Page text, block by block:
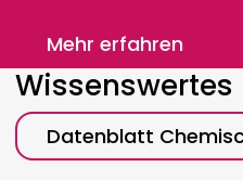
Mehr erfahren
Wissenswertes
Datenblatt